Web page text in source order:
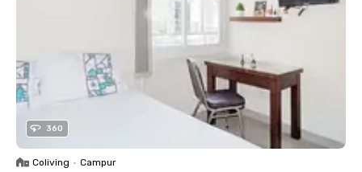
360
Coliving • Campur